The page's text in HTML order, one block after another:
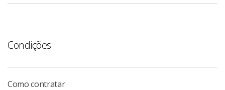
Interbancários), como é o caso do CDB DI. Essa taxa é
(taxa referencial do Sistema Especial de Liquidação e de
Créditos), que protege seus investimentos no valor de
Condições
Como contratar